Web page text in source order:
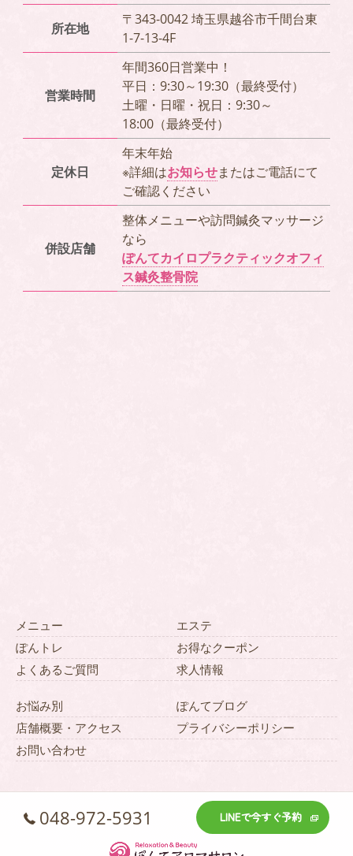
所在地
〒343-0042 埼玉県越谷市千間台東
1-7-13-4F
営業時間
年間360日営業中！
平日：9:30～19:30（最終受付）
土曜・日曜・祝日：9:30～
18:00（最終受付）
定休日
年末年始
※詳細はお知らせまたはご電話にて
ご確認ください
併設店舗
整体メニューや訪問鍼灸マッサージ
なら
ぽんてカイロプラクティックオフィ
ス鍼灸整骨院
メニュー
エステ
ぽんトレ
お得なクーポン
よくあるご質問
求人情報
お悩み別
ぽんてブログ
店舗概要・アクセス
プライバシーポリシー
お問い合わせ
048-972-5931 LINEで今すぐ予約